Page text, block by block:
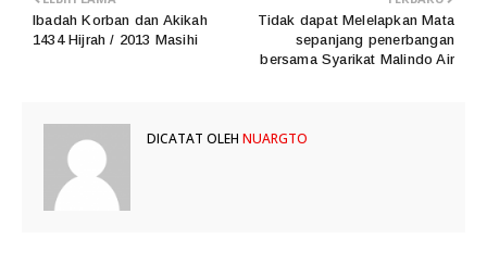
Tidak dapat Melelapkan Mata
sepanjang penerbangan
bersama Syarikat Malindo Air
Ibadah Korban dan Akikah
1434 Hijrah / 2013 Masihi
DICATAT OLEH NUARGTO